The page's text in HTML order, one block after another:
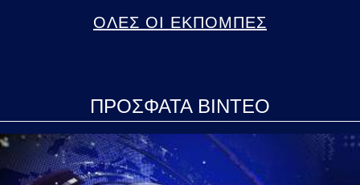
ΟΛΕΣ ΟΙ ΕΚΠΟΜΠΕΣ
ΠΡΟΣΦΑΤΑ ΒΙΝΤΕΟ